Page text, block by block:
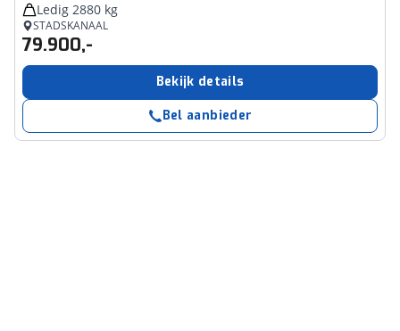
Ledig 2880 kg
STADSKANAAL
79.900,-
Bekijk details
Bel aanbieder